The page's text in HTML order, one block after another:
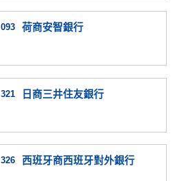
093 荷商安智銀行
321 日商三井住友銀行
326 西班牙商西班牙對外銀行